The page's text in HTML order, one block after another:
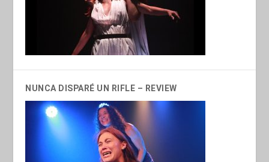
NUNCA DISPARÉ UN RIFLE – REVIEW